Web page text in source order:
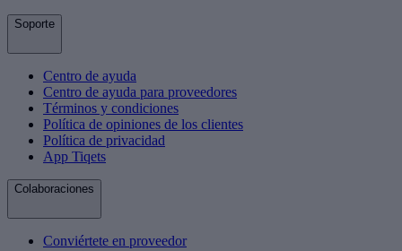
Soporte
Centro de ayuda
Centro de ayuda para proveedores
Términos y condiciones
Política de opiniones de los clientes
Política de privacidad
App Tiqets
Colaboraciones
Conviértete en proveedor